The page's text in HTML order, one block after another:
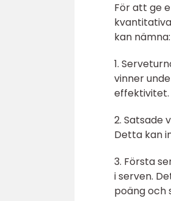
För att ge
kan nämna:
1.
vinner
effektivitet.
2. Satsade
Detta kan
3. Första
i serven.
poäng och